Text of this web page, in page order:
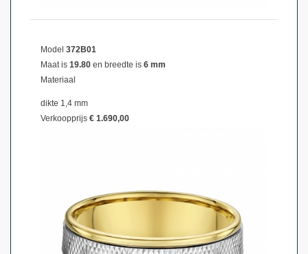
Model 372B01
Maat is 19.80 en breedte is 6 mm
Materiaal
dikte 1,4 mm
Verkoopprijs € 1.690,00